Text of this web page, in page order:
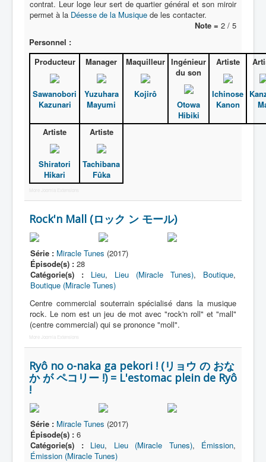
contrat. Leur loge leur sert de quartier général et son miroir
permet à la Déesse de la Musique de les contacter.
Note = 2 / 5
Personnel :
Producteur
Sawanobori
Kazunari
Manager
Yuzuhara
Mayumi
Maquilleur
Kojirô
Ingénieur
du son
Otowa
Hibiki
Artiste
Ichinose
Kanon
Artiste
Shiratori
Hikari
Artiste
Tachibana
Fûka
More Joomla Extensions
Rock'n Mall (ロック ン モール)
Série : Miracle Tunes (2017)
Épisode(s) : 28
Catégorie(s) :
Lieu, Lieu (Miracle Tunes), Boutique,
Boutique (Miracle Tunes)
Centre commercial souterrain spécialisé dans la musique
rock. Le nom est un jeu de mot avec "rock'n roll" et "mall"
(centre commercial) qui se prononce "moll".
More Joomla Extensions
Ryô no o-naka ga pekori ! (リョウ の おな
か が ペコリー !) = L'estomac plein de Ryô
!
Série : Miracle Tunes (2017)
Épisode(s) : 6
Catégorie(s) :
Lieu, Lieu (Miracle Tunes), Émission,
Émission (Miracle Tunes)